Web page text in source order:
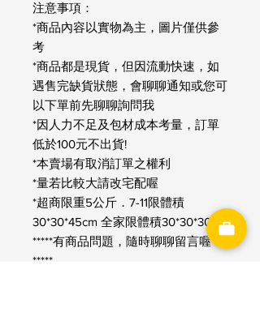
注意事項：
*商品內容以實物為主，圖片僅供參
考
*商品都是現貨，但因流動快速，如
遇售完缺貨狀態，會聊聊通知或您可
以下單前先聊聊詢問我
*因人力不足及包材成本考量，訂單
低於100元不出貨!
*本賣場有取消訂單之權利
*量若比較大請改宅配喔
*超商限重5公斤．7-11限體積
30*30*45cm 全家限體積30*30*30cm
*****有商品問題，隨時聊聊留言喔
*****